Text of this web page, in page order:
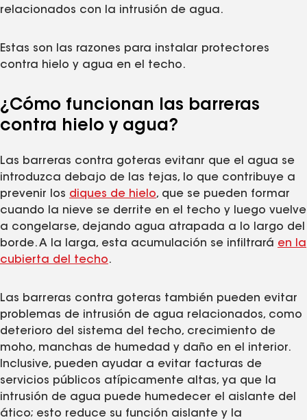
relacionados con la intrusión de agua.
Estas son las razones para instalar protectores
contra hielo y agua en el techo.
¿Cómo funcionan las barreras
contra hielo y agua?
Las barreras contra goteras evitanr que el agua se
introduzca debajo de las tejas, lo que contribuye a
prevenir los diques de hielo, que se pueden formar
cuando la nieve se derrite en el techo y luego vuelve
a congelarse, dejando agua atrapada a lo largo del
borde. A la larga, esta acumulación se infiltrará en la
cubierta del techo.
Las barreras contra goteras también pueden evitar
problemas de intrusión de agua relacionados, como
deterioro del sistema del techo, crecimiento de
moho, manchas de humedad y daño en el interior.
Inclusive, pueden ayudar a evitar facturas de
servicios públicos atípicamente altas, ya que la
intrusión de agua puede humedecer el aislante del
ático; esto reduce su función aislante y la